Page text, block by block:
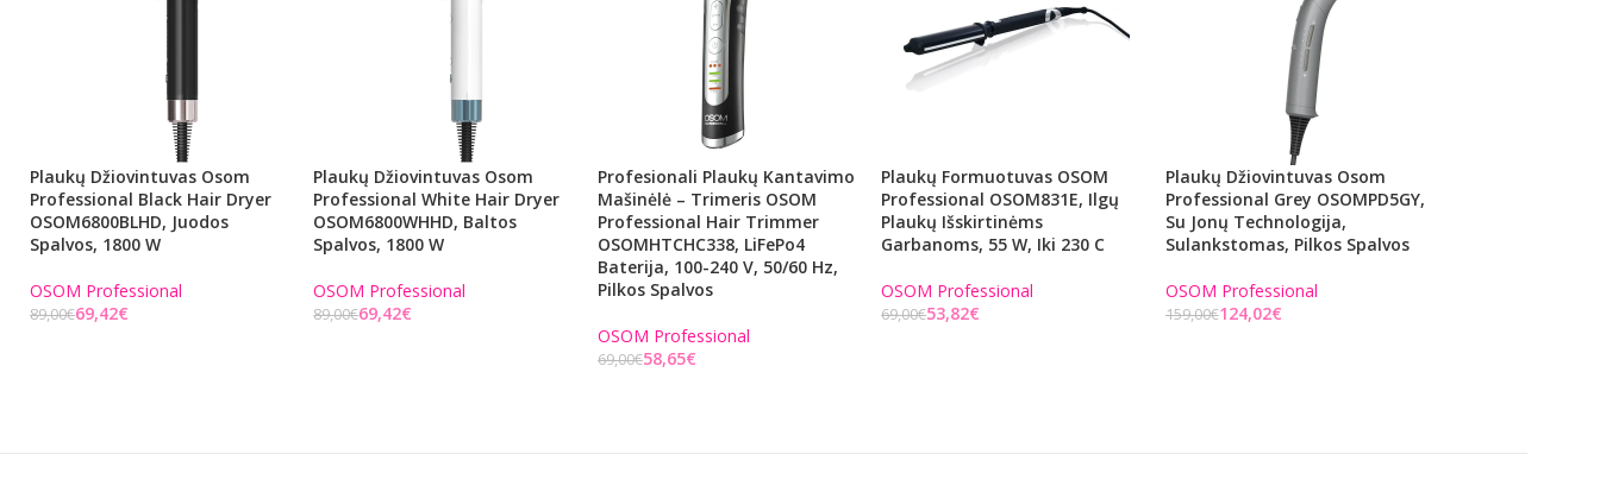
Plaukų Džiovintuvas Osom
Professional Black Hair Dryer
OSOM6800BLHD, Juodos
Spalvos, 1800 W
OSOM Professional
89,00€69,42€
Plaukų Džiovintuvas Osom
Professional White Hair Dryer
OSOM6800WHHD, Baltos
Spalvos, 1800 W
OSOM Professional
89,00€69,42€
Profesionali Plaukų Kantavimo
Mašinėlė – Trimeris OSOM
Professional Hair Trimmer
OSOMHTCHC338, LiFePo4
Baterija, 100-240 V, 50/60 Hz,
Pilkos Spalvos
OSOM Professional
69,00€58,65€
Plaukų Formuotuvas OSOM
Professional OSOM831E, Ilgų
Plaukų Išskirtinėms
Garbanoms, 55 W, Iki 230 C
OSOM Professional
69,00€53,82€
Plaukų Džiovintuvas Osom
Professional Grey OSOMPD5GY,
Su Jonų Technologija,
Sulankstomas, Pilkos Spalvos
OSOM Professional
159,00€124,02€